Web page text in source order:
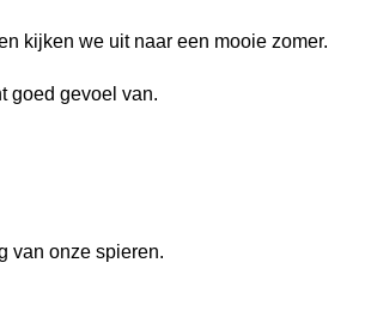
kijken we uit naar een mooie zomer.
goed gevoel van.
van onze spieren.